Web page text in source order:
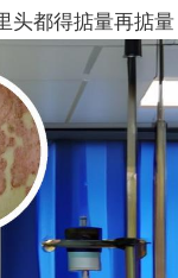
头都得掂量再掂量